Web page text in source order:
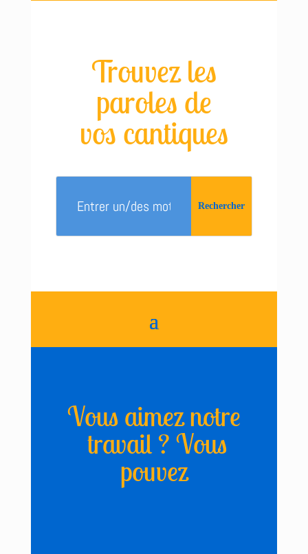
Trouvez les
paroles de
vos cantiques
Vous aimez notre
travail ? Vous
pouvez